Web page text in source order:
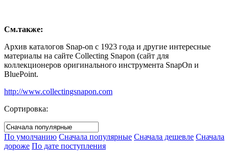
См.также:
Архив каталогов Snap-on с 1923 года и другие интересные
материалы на сайте Collecting Snapon (сайт для
коллекционеров оригинального инструмента SnapOn и
BluePoint.
http://www.collectingsnapon.com
Сортировка:
По умолчанию Сначала популярные Сначала дешевле Сначала
дороже По дате поступления